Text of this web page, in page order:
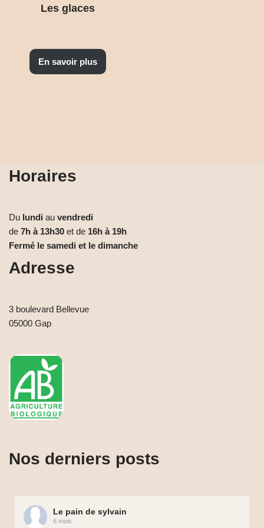
Les glaces
En savoir plus
Horaires
Du lundi au vendredi
de 7h à 13h30 et de 16h à 19h
Fermé le samedi et le dimanche
Adresse
3 boulevard Bellevue
05000 Gap
Nos derniers posts
Le pain de sylvain
6 mois